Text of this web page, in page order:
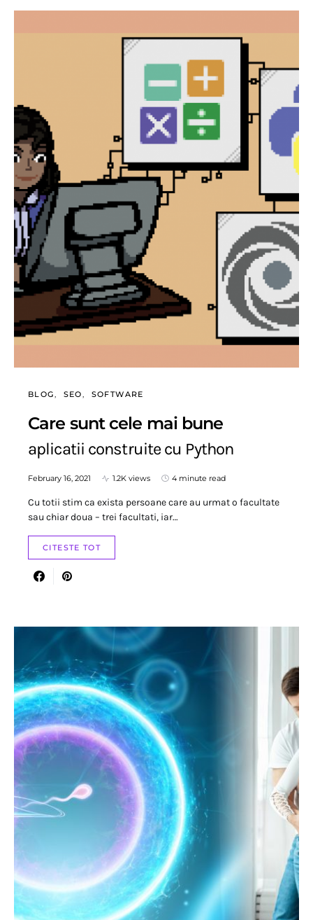
BLOG SEO SOFTWARE
Care sunt cele mai bune
aplicatii construite cu Python
February 16, 2021 1.2K views 4 minute read
Cu totii stim ca exista persoane care au urmat o facultate
sau chiar doua – trei facultati, iar…
CITESTE TOT